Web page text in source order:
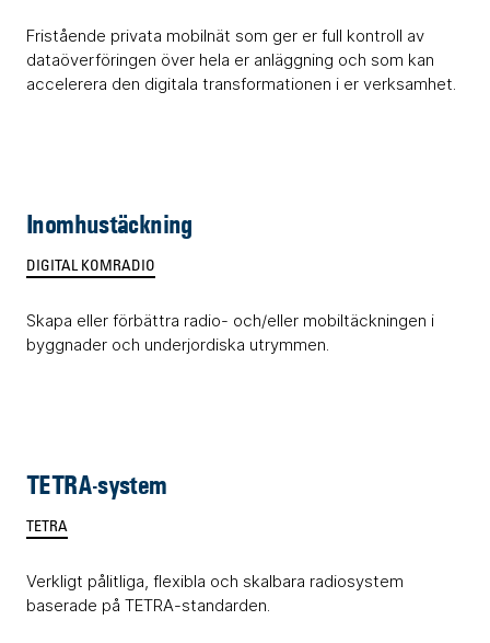
Fristående privata mobilnät som ger er full kontroll av
dataöverföringen över hela er anläggning och som kan
accelerera den digitala transformationen i er verksamhet.
Inomhustäckning
DIGITAL KOMRADIO
Skapa eller förbättra radio- och/eller mobiltäckningen i
byggnader och underjordiska utrymmen.
TETRA-system
TETRA
Verkligt pålitliga, flexibla och skalbara radiosystem
baserade på TETRA-standarden.